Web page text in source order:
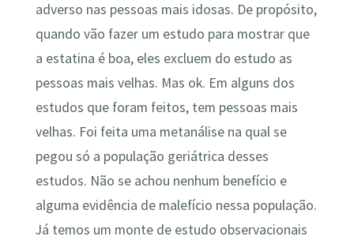
adverso nas pessoas mais idosas. De propósito,
quando vão fazer um estudo para mostrar que
a estatina é boa, eles excluem do estudo as
pessoas mais velhas. Mas ok. Em alguns dos
estudos que foram feitos, tem pessoas mais
velhas. Foi feita uma metanálise na qual se
pegou só a população geriátrica desses
estudos. Não se achou nenhum benefício e
alguma evidência de malefício nessa população.
Já temos um monte de estudo observacionais